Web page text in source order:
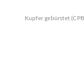
Kupfer gebürstet